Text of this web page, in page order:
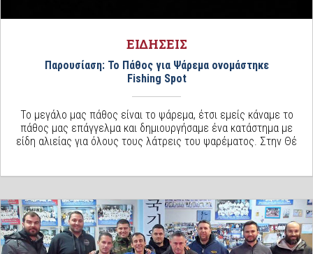
ΕΙΔΗΣΕΙΣ
Παρουσίαση: Το Πάθος για Ψάρεμα ονομάστηκε
Fishing Spot
Το μεγάλο μας πάθος είναι το ψάρεμα, έτσι εμείς κάναμε το
πάθος μας επάγγελμα και δημιουργήσαμε ένα κατάστημα με
είδη αλιείας για όλους τους λάτρεις του ψαρέματος. Στην Θέ